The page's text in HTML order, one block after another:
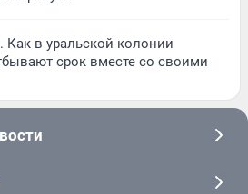
в уральской колонии
срок вместе со своими